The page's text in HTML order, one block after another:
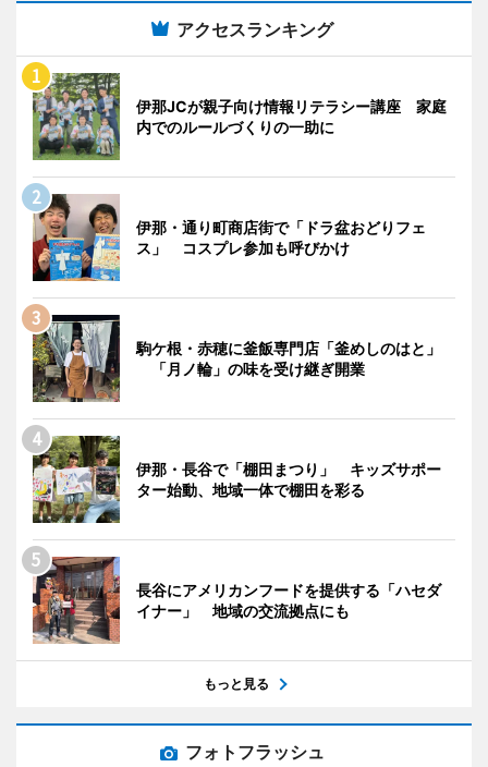
アクセスランキング
伊那JCが親子向け情報リテラシー講座 家庭
内でのルールづくりの一助に
伊那・通り町商店街で「ドラ盆おどりフェ
ス」 コスプレ参加も呼びかけ
駒ケ根・赤穂に釜飯専門店「釜めしのはと」
「月ノ輪」の味を受け継ぎ開業
伊那・長谷で「棚田まつり」 キッズサポー
ター始動、地域一体で棚田を彩る
長谷にアメリカンフードを提供する「ハセダ
イナー」 地域の交流拠点にも
もっと見る
フォトフラッシュ